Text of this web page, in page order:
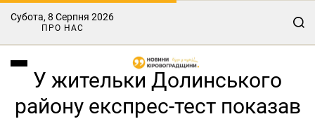
Субота, 8 Серпня 2026
ПРО НАС
У жительки Долинського
району експрес-тест показав